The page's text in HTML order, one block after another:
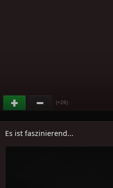
(+26)
Es ist faszinierend...